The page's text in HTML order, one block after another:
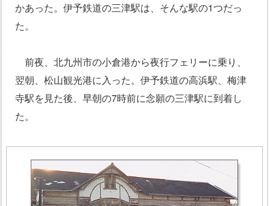
かあった。伊予鉄道の三津駅は、そんな駅の1つだっ
た。
前夜、北九州市の小倉港から夜行フェリーに乗り、
翌朝、松山観光港に入った。伊予鉄道の高浜駅、梅津
寺駅を見た後、早朝の7時前に念願の三津駅に到着し
た。